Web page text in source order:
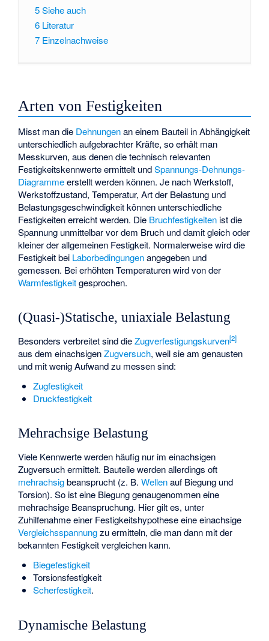
5Siehe auch
6 Literatur
7 Einzelnachweise
Arten von Festigkeiten
Misst man die Dehnungenan einem Bauteil in Abhängigkeit
unterschiedlich aufgebrachter Kräfte, so erhält man
Messkurven, aus denen die technisch relevanten
Festigkeitskennwerte ermittelt undSpannungs-Dehnungs-
Diagrammeerstellt werden können. Je nach Werkstoff,
Werkstoffzustand, Temperatur, Art der Belastung und
Belastungsgeschwindigkeit können unterschiedliche
Festigkeiten erreicht werden. Die Bruchfestigkeiten ist die
Spannung unmittelbar vor dem Bruch und damit gleich oder
kleiner der allgemeinen Festigkeit. Normalerweise wird die
Festigkeit bei Laborbedingungenangegeben und
gemessen. Bei erhöhten Temperaturen wird von der
Warmfestigkeitgesprochen.
(Quasi-)Statische, uniaxiale Belastung
Besonders verbreitet sind dieZugverfestigungskurven[2]
aus dem einachsigenZugversuch, weil sie am genausten
und mit wenig Aufwand zu messen sind:
Zugfestigkeit
Druckfestigkeit
Mehrachsige Belastung
Viele Kennwerte werden häufig nur im einachsigen
Zugversuch ermittelt. Bauteile werden allerdings oft
mehrachsigbeansprucht (z. B.Wellenauf Biegung und
Torsion). So ist eine Biegung genaugenommen eine
mehrachsige Beanspruchung. Hier gilt es, unter
Zuhilfenahme einer Festigkeitshypotheseeine einachsige
Vergleichsspannungzu ermitteln, die man dann mit der
bekannten Festigkeit vergleichen kann.
Biegefestigkeit
Torsionsfestigkeit
Scherfestigkeit.
Dynamische Belastung